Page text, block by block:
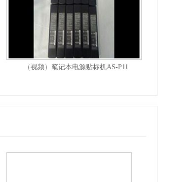
（视频）笔记本电源贴标机AS-P11